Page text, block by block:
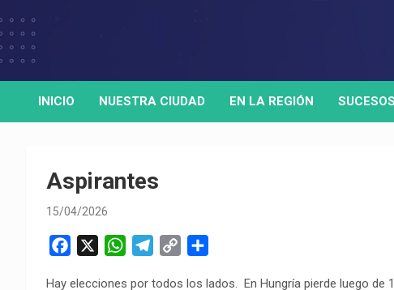
to
HORA32
Medio de comunicación digital
INICIO NUESTRA CIUDAD EN LA REGIÓN SUCESOS
Aspirantes
15/04/2026
W
Hay elecciones por todos los lados. En Hungría pierde luego de